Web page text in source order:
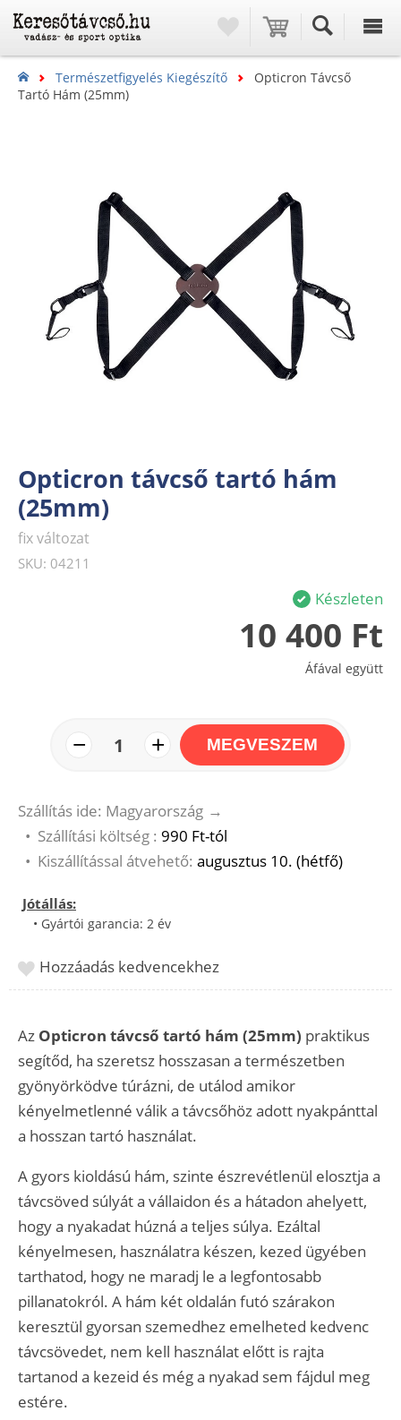
Természetfigyelés Kiegészítő
Opticron Távcső
Tartó Hám (25mm)
Opticron távcső tartó hám
(25mm)
fix változat
SKU: 04211
Készleten
10 400 Ft
Áfával együtt
− 1 + MEGVESZEM
Szállítás ide: Magyarország →
• Szállítási költség : 990 Ft-tól
• Kiszállítással átvehető: augusztus 10. (hétfő)
Jótállás:
• Gyártói garancia: 2 év
Hozzáadás kedvencekhez
Az Opticron távcső tartó hám (25mm) praktikus
segítőd, ha szeretsz hosszasan a természetben
gyönyörködve túrázni, de utálod amikor
kényelmetlenné válik a távcsőhöz adott nyakpánttal
a hosszan tartó használat.
A gyors kioldású hám, szinte észrevétlenül elosztja a
távcsöved súlyát a vállaidon és a hátadon ahelyett,
hogy a nyakadat húzná a teljes súlya. Ezáltal
kényelmesen, használatra készen, kezed ügyében
tarthatod, hogy ne maradj le a legfontosabb
pillanatokról. A hám két oldalán futó szárakon
keresztül gyorsan szemedhez emelheted kedvenc
távcsövedet, nem kell használat előtt is rajta
tartanod a kezeid és még a nyakad sem fájdul meg
estére.